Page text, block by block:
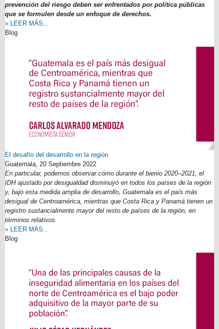
prevención del riesgo deben ser enfrentados por política públicas
que se formulen desde un enfoque de derechos.
» LEER MÁS...
Blog
El desafío del desarrollo en la región
Guatemala, 20 Septiembre 2022
En particular, podemos observar cómo durante el bienio 2020–2021, el
IDH ajustado por desigualdad disminuyó en todos los países de la región
y, bajo esta medida amplia de desarrollo, Guatemala es el país más
desigual de Centroamérica, mientras que Costa Rica y Panamá tienen un
registro sustancialmente mayor del resto de países de la región, en
términos relativos.
» LEER MÁS...
Blog